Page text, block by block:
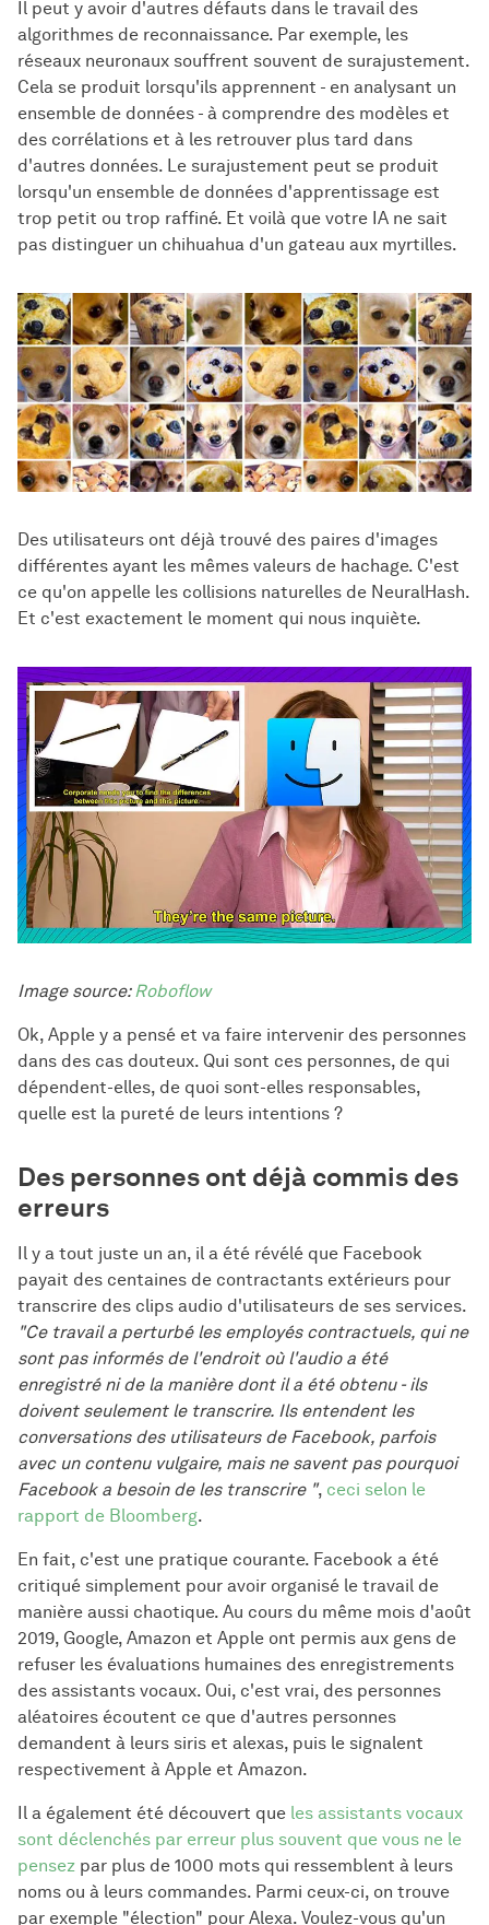
Il peut y avoir d'autres défauts dans le travail des
algorithmes de reconnaissance. Par exemple, les
réseaux neuronaux souffrent souvent de surajustement.
Cela se produit lorsqu'ils apprennent - en analysant un
ensemble de données - à comprendre des modèles et
des corrélations et à les retrouver plus tard dans
d'autres données. Le surajustement peut se produit
lorsqu'un ensemble de données d'apprentissage est
trop petit ou trop raffiné. Et voilà que votre IA ne sait
pas distinguer un chihuahua d'un gateau aux myrtilles.
Des utilisateurs ont déjà trouvé des paires d'images
différentes ayant les mêmes valeurs de hachage. C'est
ce qu'on appelle les collisions naturelles de NeuralHash.
Et c'est exactement le moment qui nous inquiète.
Image source: Roboflow
Ok, Apple y a pensé et va faire intervenir des personnes
dans des cas douteux. Qui sont ces personnes, de qui
dépendent-elles, de quoi sont-elles responsables,
quelle est la pureté de leurs intentions ?
Des personnes ont déjà commis des
erreurs
Il y a tout juste un an, il a été révélé que Facebook
payait des centaines de contractants extérieurs pour
transcrire des clips audio d'utilisateurs de ses services.
"Ce travail a perturbé les employés contractuels, qui ne
sont pas informés de l'endroit où l'audio a été
enregistré ni de la manière dont il a été obtenu - ils
doivent seulement le transcrire. Ils entendent les
conversations des utilisateurs de Facebook, parfois
avec un contenu vulgaire, mais ne savent pas pourquoi
Facebook a besoin de les transcrire ", ceci selon le
rapport de Bloomberg.
En fait, c'est une pratique courante. Facebook a été
critiqué simplement pour avoir organisé le travail de
manière aussi chaotique. Au cours du même mois d'août
2019, Google, Amazon et Apple ont permis aux gens de
refuser les évaluations humaines des enregistrements
des assistants vocaux. Oui, c'est vrai, des personnes
aléatoires écoutent ce que d'autres personnes
demandent à leurs siris et alexas, puis le signalent
respectivement à Apple et Amazon.
Il a également été découvert que les assistants vocaux
sont déclenchés par erreur plus souvent que vous ne le
pensez par plus de 1000 mots qui ressemblent à leurs
noms ou à leurs commandes. Parmi ceux-ci, on trouve
par exemple "élection" pour Alexa. Voulez-vous qu'un